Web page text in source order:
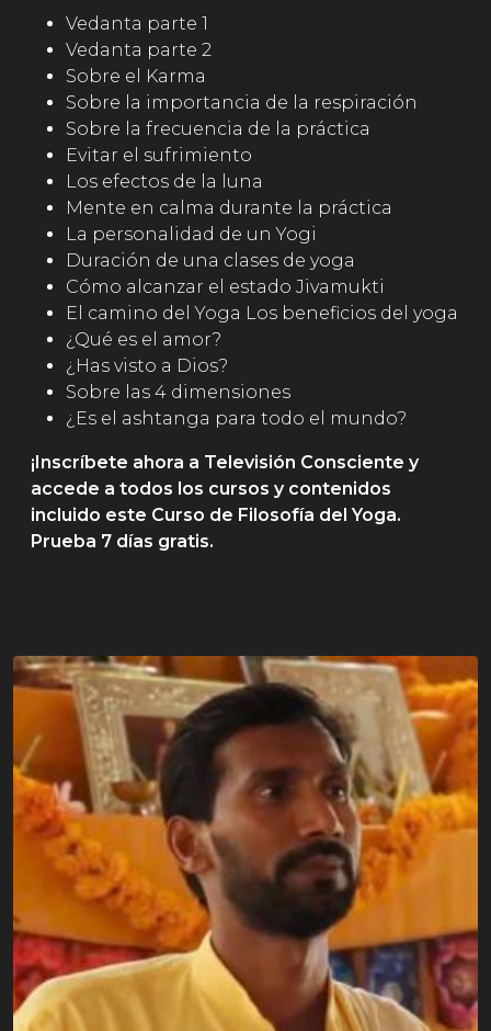
Vedanta parte 1
Vedanta parte 2
Sobre el Karma
Sobre la importancia de la respiración
Sobre la frecuencia de la práctica
Evitar el sufrimiento
Los efectos de la luna
Mente en calma durante la práctica
La personalidad de un Yogi
Duración de una clases de yoga
Cómo alcanzar el estado Jivamukti
El camino del Yoga Los beneficios del yoga
¿Qué es el amor?
¿Has visto a Dios?
Sobre las 4 dimensiones
¿Es el ashtanga para todo el mundo?
¡Inscríbete ahora a Televisión Consciente y
accede a todos los cursos y contenidos
incluido este Curso de Filosofía del Yoga.
Prueba 7 días gratis.